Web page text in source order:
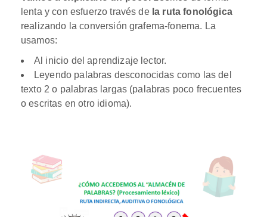
lenta y con esfuerzo través de la ruta fonológica
realizando la conversión grafema-fonema. La
usamos:
Al inicio del aprendizaje lector.
Leyendo palabras desconocidas como las del
texto 2 o palabras largas (palabras poco frecuentes
o escritas en otro idioma).